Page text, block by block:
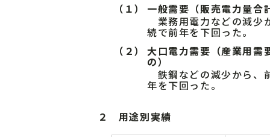
（１）
一般需要（販売電力量合
業務用電力などの減少
続で前年を下回った。
（２）
大口電力需要（産業用
の）
鉄鋼などの減少から、
年を下回った。
２ 用途別実績